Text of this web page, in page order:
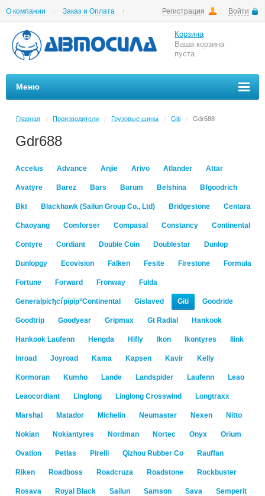
Регистрация Войти
О компании
Заказ и Оплата
Корзина
Ваша корзина
пуста
Меню
Главная / Производители / Грузовые шины / Giti / Gdr688
Gdr688
Accelus Advance Anjie Arivo Atlander Attar
Avatyre Barez Bars Barum Belshina Bfgoodrich
Bkt Blackhawk (Sailun Group Co., Ltd) Bridgestone Centara
Chaoyang Comforser Compasal Constancy Continental
Contyre Cordiant Double Coin Doublestar Dunlop
Dunlopgy Ecovision Falken Fesite Firestone Formula
Fortune Forward Fronway Fulda
Generalрісђсѓрїрїр°Continental Gislaved Giti Goodride
Goodtrip Goodyear Gripmax Gt Radial Hankook
Hankook Laufenn Hengda Hifly Ikon Ikontyres Ilink
Inroad Joyroad Kama Kapsen Kavir Kelly
Kormoran Kumho Lande Landspider Laufenn Leao
Leaocordiant Linglong Linglong Crosswind Longtraxx
Marshal Matador Michelin Neumaster Nexen Nitto
Nokian Nokiantyres Nordman Nortec Onyx Orium
Ovation Petlas Pirelli Qizhou Rubber Co Rauffan
Riken Roadboss Roadcruza Roadstone Rockbuster
Rosava Royal Black Sailun Samson Sava Semperit